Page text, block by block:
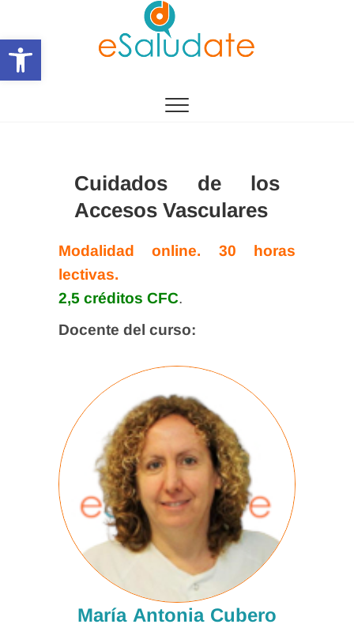
Abrir barra de herramientas
contenido
Cuidados de los
Accesos Vasculares
Modalidad online. 30 horas
lectivas.
2,5 créditos CFC.
Docente del curso:
María Antonia Cubero